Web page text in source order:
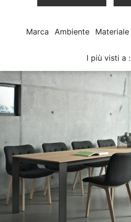
Marca Ambiente Materiale
I più visti a :